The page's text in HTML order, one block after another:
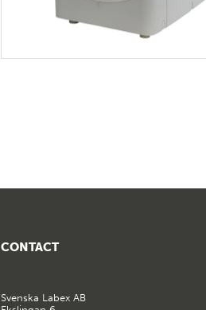
CONTACT
Svenska Labex AB